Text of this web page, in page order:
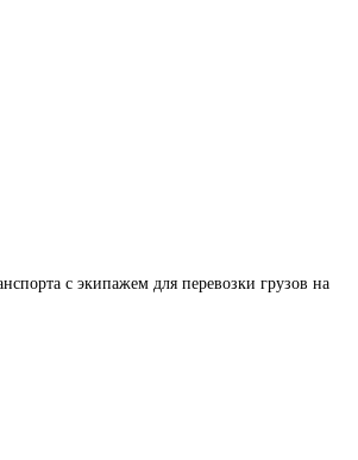
с экипажем для перевозки грузов на